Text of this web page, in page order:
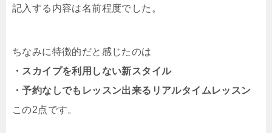
記入する内容は名前程度でした。
ちなみに特徴的だと感じたのは
・スカイプを利用しない新スタイル
・予約なしでもレッスン出来るリアルタイムレッスン
この2点です。